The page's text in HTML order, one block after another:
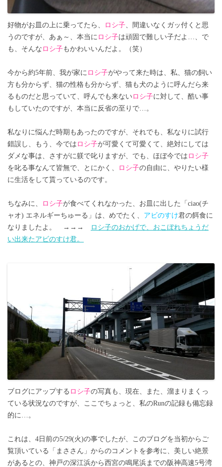
好物がお皿の上に乗ってたら、 ロシ子 、間違いなくガッ付くと思
うのですが、あぁ～、本当に ロシ子は頑固で難しい子だよ…、で
も、そんな ロシ子もかわいいんだよ。（笑）
今から約5年前、我が家に ロシ子がやって来た時は、私、猫の飼い
方も分からず、猫の性格も分からず、猫も犬のように呼んだら来
るものだと思っていて、呼んでも来ないロシ子に対して、酷い事
もしていたのですが、本当に反省の至りで…。
私なりに悩んだ時期もあったのですが、それでも、私なりに試行
錯誤し、もう、今では ロシ子が可愛くて可愛くて、絶対にしては
ダメな事は、さすがに躾で叱りますが、でも、ほぼ今では ロシ子
を叱る事なんて皆無で、とにかく、
ロシ子の自由に、やりたい様
に生活をして貰っているのです。
ちなみに、 ロシ子が食べてくれなかった、お皿に出した「ciao(チ
ャオ) エネルギーちゅーる」は、めでたく、 アビのすけ君の餌食に
なりましたよ。 →→→
ロシ子のおかげで、おこぼれちょうだ
い出来たアビのすけ君。
ブログにアップする ロシ子の写真も、現在、また、溜まりまくっ
ている状況なのですが、ここでちょっと、私のRunの記録も備忘録
的に…。
これは、4日前の5/29(火)の事でしたが、このブログを当初からご
覧頂いている「まささん」からのコメントを参考に、美しい絶景
があるとの、神戸の深江浜から西宮の鳴尾浜までの阪神高速5号湾